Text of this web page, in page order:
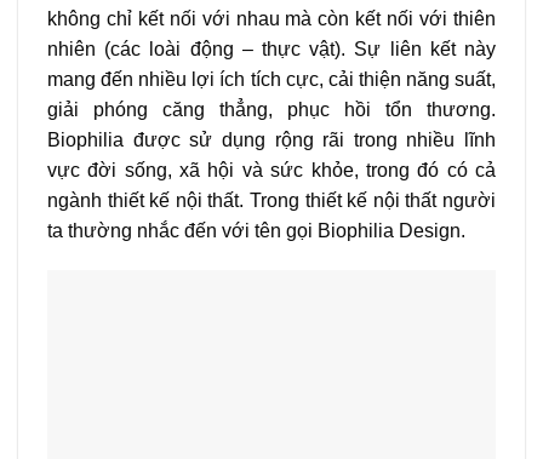
không chỉ kết nối với nhau mà còn kết nối với thiên
nhiên (các loài động – thực vật). Sự liên kết này
mang đến nhiều lợi ích tích cực, cải thiện năng suất,
giải phóng căng thẳng, phục hồi tổn thương.
Biophilia được sử dụng rộng rãi trong nhiều lĩnh
vực đời sống, xã hội và sức khỏe, trong đó có cả
ngành thiết kế nội thất. Trong thiết kế nội thất người
ta thường nhắc đến với tên gọi Biophilia Design.